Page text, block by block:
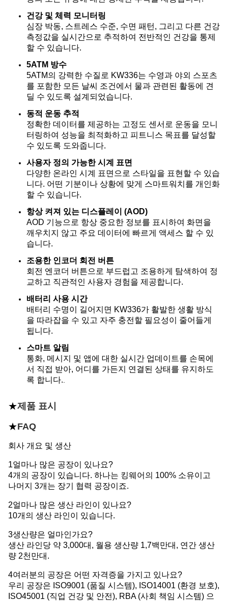
건강 및 체력 모니터링
심장 박동, 스트레스 수준, 수면 패턴, 그리고 다른 건강
측정값을 실시간으로 추적하여 전반적인 건강을 통제
할 수 있습니다.
5ATM 방수
5ATM의 강력한 수질로 KW336는 수영과 야외 스포츠
를 포함한 모든 날씨 조건에서 물과 관련된 활동에 견
딜 수 있도록 설계되었습니다.
동적 운동 추적
정확한 데이터를 제공하는 고정도 센서로 운동을 모니
터링하여 성능을 최적화하고 피트니스 목표를 달성할
수 있도록 도와줍니다.
사용자 정의 가능한 시계 표면
다양한 온라인 시계 표면으로 스타일을 표현할 수 있습
니다. 어떤 기분이나 상황에 맞게 스마트워치를 개인화
할 수 있습니다.
항상 켜져 있는 디스플레이 (AOD)
AOD 기능으로 항상 중요한 정보를 표시하여 화면을
깨우치지 않고 주요 데이터에 빠르게 액세스 할 수 있
습니다.
조용한 인코더 회전 버튼
회전 엔코더 버튼으로 부드럽고 조용하게 탐색하여 정
교하고 직관적인 사용자 경험을 제공합니다.
배터리 사용 시간
배터리 수명이 길어지면 KW336가 활발한 생활 방식
을 따라잡을 수 있고 자주 충전할 필요성이 줄어들게
됩니다.
스마트 알림
통화, 메시지 및 앱에 대한 실시간 업데이트를 손목에
서 직접 받아, 어디를 가든지 연결된 상태를 유지하도
록 합니다.
★제품 표시
★FAQ
회사 개요 및 생산
1얼마나 많은 공장이 있나요?
4개의 공장이 있습니다. 하나는 킹웨어의 100% 소유이고
나머지 3개는 장기 협력 공장이죠.
2얼마나 많은 생산 라인이 있나요?
10개의 생산 라인이 있습니다.
3생산량은 얼마인가요?
생산 라인당 약 3,000대, 월용 생산량 1,7백만대, 연간 생산
량 2천만대.
4여러분의 공장은 어떤 자격증을 가지고 있나요?
우리 공장은 ISO9001 (품질 시스템), ISO14001 (환경 보호),
ISO45001 (직업 건강 및 안전), RBA (사회 책임 시스템) 으